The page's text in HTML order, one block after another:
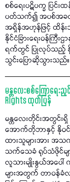
စစ်ရေးပဋိပက္ခ ပြင်း
ပတ်သက်၍ အပစ်အခတ် ရပ်
အရှိန်အဟုန်ဖြင့် ထိန်း
နိုင်ငံခြားရေးဝန်ကြီ
ရက်တွင် ပြုလုပ်သည့် နိုင်
သွင်းပြောဆိုသွားသည်။
မန္တလေးစစ်ကြောရေ
Rights ထုတ်ပြန်
မန္တလေးတိုင်းအတွင်း
အောက်တိုဘာနှင့် နိုဝ
ထားသူများအား
သက်သေခံ ရုပ်သံဖိုင်မျ
လူသားမျိုးနွယ်အပေ
များအတွက် တာဝန်